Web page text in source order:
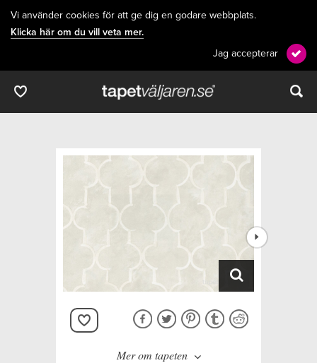
Vi använder cookies för att ge dig en godare webbplats.
Klicka här om du vill veta mer.
Jag accepterar
Mer om tapeten